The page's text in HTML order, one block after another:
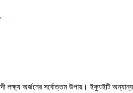
লক্ষ্য অর্জনের সর্বোত্তম উপায়। ইক্যুইটি